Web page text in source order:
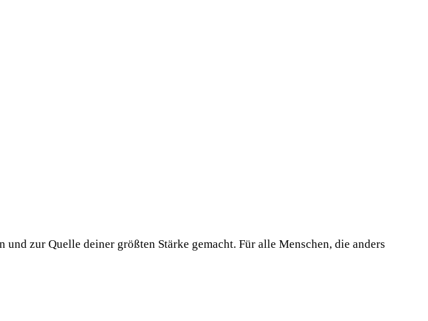
zur Quelle deiner größten Stärke gemacht. Für alle Menschen, die anders